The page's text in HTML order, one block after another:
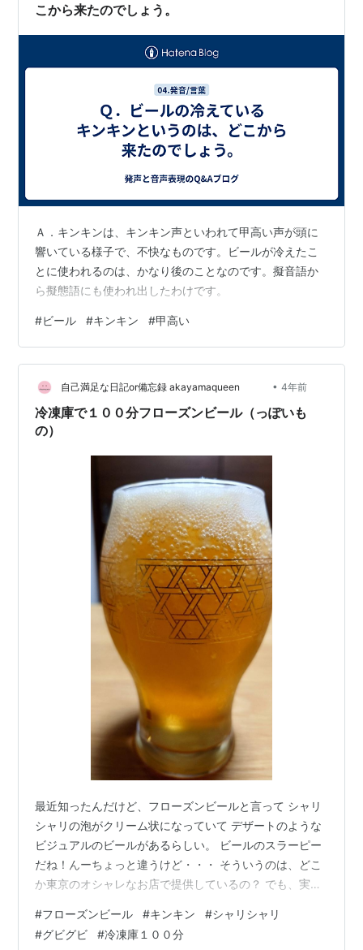
こから来たのでしょう。
Ａ．キンキンは、キンキン声といわれて甲高い声が頭に
響いている様子で、不快なものです。ビールが冷えたこ
とに使われるのは、かなり後のことなのです。擬音語か
ら擬態語にも使われ出したわけです。
#ビール #キンキン #甲高い
自己満足な日記or備忘録 akayamaqueen • 4年前
冷凍庫で１００分フローズンビール（っぽいも
の）
最近知ったんだけど、フローズンビールと言って シャリ
シャリの泡がクリーム状になっていて デザートのような
ビジュアルのビールがあるらしい。 ビールのスラーピー
だね！んーちょっと違うけど・・・ そういうのは、どこ
か東京のオシャレなお店で提供しているの？ でも、実は
やり方見たら超面倒くさい。 それに、これだと（飲んだ
ことないけど）スラーピー？ グビグビ飲めないじゃん？
#フローズンビール #キンキン #シャリシャリ
#グビグビ #冷凍庫１００分